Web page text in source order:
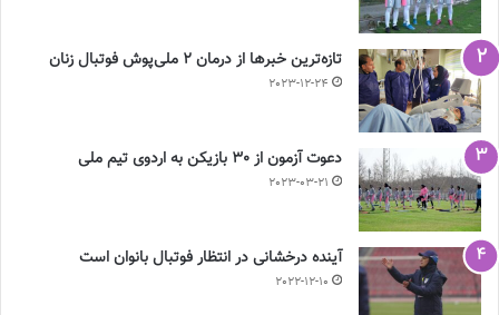
تازه‌ترین خبرها از درمان ۲ ملی‌پوش فوتبال زنان
2023-12-24
دعوت آزمون از 30 بازیکن به اردوی تیم ملی
2023-03-21
آینده درخشانی در انتظار فوتبال بانوان است
2022-12-10